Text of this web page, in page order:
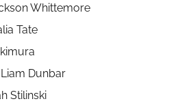
Whittemore
Tate
Dunbar
Stilinski